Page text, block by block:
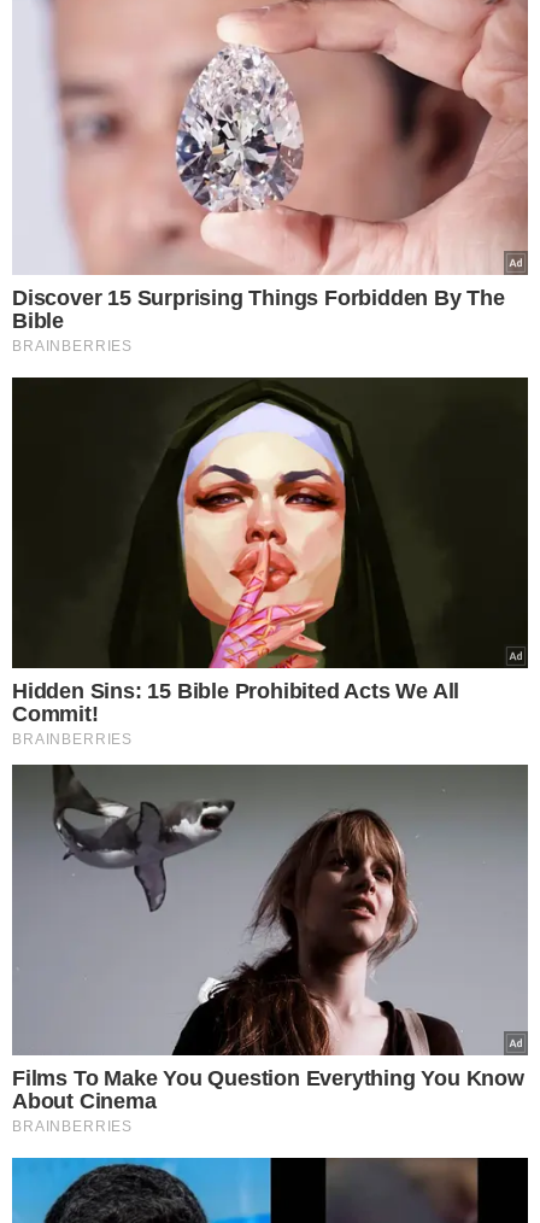
SEXTA TEM NOVO DESAFIO
Na próxima rodada, os cariocas encaram o Chelsea, da
Inglaterra, em um confronto direto pela vaga na fase
seguinte. A partida está marcada para sexta-feira (20), às
15h (horário de Brasília), no Lincoln Financial Field, na
Filadélfia. Caso vença novamente, o
poderá
embolsar mais R$ 41 milhões.
A cobertura do duelo será feita pela Coluna doFla
com narração de Rafa Penido e comentários de Tulio
Rodrigues. A equipe também contará com Simon Lédo e
Leo José, diretamente dos Estados Unidos, trazendo
informações e bastidores da partida decisiva.
LEIA MAIS